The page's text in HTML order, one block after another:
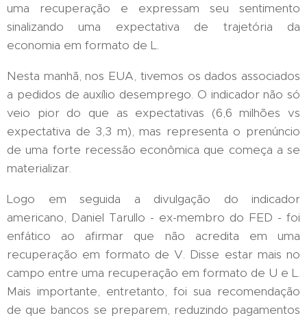
uma recuperação e expressam seu sentimento
sinalizando uma expectativa de trajetória da
economia em formato de L.
Nesta manhã, nos EUA, tivemos os dados associados
a pedidos de auxílio desemprego. O indicador não só
veio pior do que as expectativas (6,6 milhões vs
expectativa de 3,3 m), mas representa o prenúncio
de uma forte recessão econômica que começa a se
materializar.
Logo em seguida a divulgação do indicador
americano, Daniel Tarullo - ex-membro do FED - foi
enfático ao afirmar que não acredita em uma
recuperação em formato de V. Disse estar mais no
campo entre uma recuperação em formato de U e L.
Mais importante, entretanto, foi sua recomendação
de que bancos se preparem, reduzindo pagamentos